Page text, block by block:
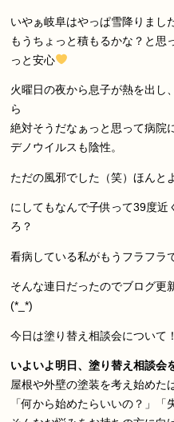
いやぁ岐阜はやっぱ雪降りまし
もうちょっと積もるかな？と思
っと安心
火曜日の夜から息子が熱を出し
ら
絶対そうだなぁっと思って病院
デノウイルスも陰性。
ただの風邪でした（笑）ほんと
にしてもなんで子供って39度
ろ？
看病している私がもうフラフラ
そんな連日だったのでブログ更
(*_*)
今日は塗り替え相談会について！
いよいよ明日、塗り替え相談会
屋根や外壁の塗装を考え始めた
「何から始めたらいいの？」「